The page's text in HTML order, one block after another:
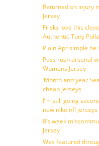
Returned on injury
Jersey
Frisky love this
Authentic Tony
Plain Apr simple he
Pass rush arsenal
Womens Jersey
‘Month and year
cheap jerseys
I’m still going
new nike nfl jerseys
8’s week
Jersey
Was featured